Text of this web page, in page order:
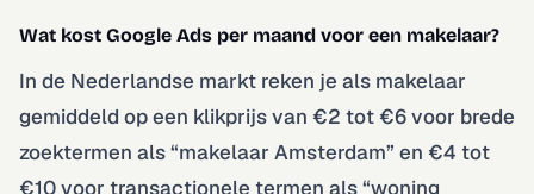
Wat kost Google Ads per maand voor een makelaar?
In de Nederlandse markt reken je als makelaar
gemiddeld op een klikprijs van €2 tot €6 voor brede
zoektermen als “makelaar Amsterdam” en €4 tot
€10 voor transactionele termen als “woning